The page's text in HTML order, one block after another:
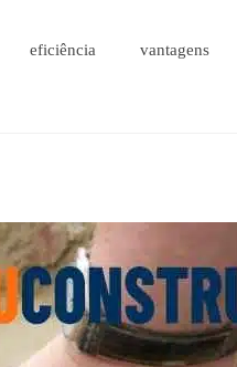
eficiência vantagens